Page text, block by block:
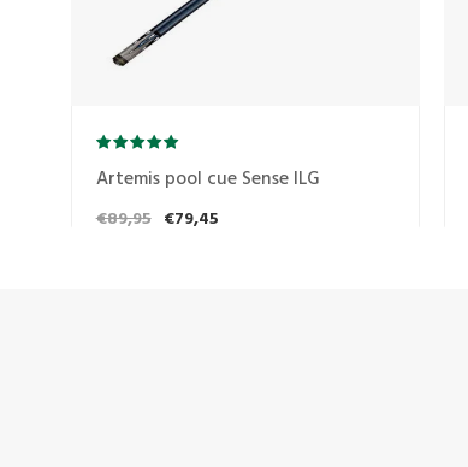
Artemis pool cue Sense ILG
€89,95 €79,45